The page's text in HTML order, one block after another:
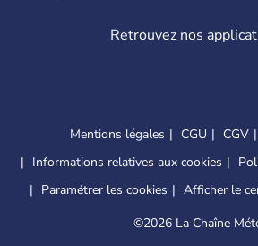
Retrouvez nos
Mentions légales CGU CGV
Informations relatives aux cookies
Paramétrer les cookies
Afficher le
©2026 La Chaîne